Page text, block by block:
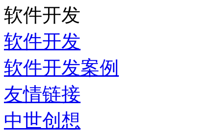
软件开发
软件开发
软件开发案例
友情链接
中世创想